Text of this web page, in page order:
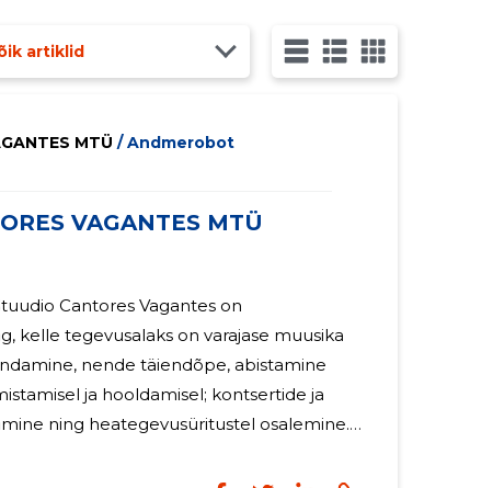
artiklid
MTÜ / Andmerobot
VAGANTES MTÜ
Cantores Vagantes on
kelle tegevusalaks on varajase muusika
nende täiendõpe, abistamine
ja hooldamisel; kontsertide ja
ning heategevusüritustel osalemine.
kontserttegevuse korraldamiseks 43